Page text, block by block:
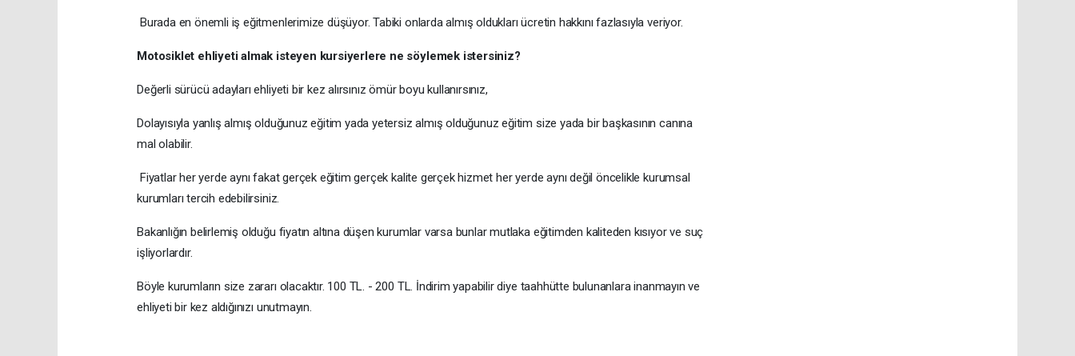
Burada en önemli iş eğitmenlerimize düşüyor. Tabiki onlarda almış oldukları ücretin hakkını fazlasıyla veriyor.
Motosiklet ehliyeti almak isteyen kursiyerlere ne söylemek istersiniz?
Değerli sürücü adayları ehliyeti bir kez alırsınız ömür boyu kullanırsınız,
Dolayısıyla yanlış almış olduğunuz eğitim yada yetersiz almış olduğunuz eğitim size yada bir başkasının canına
mal olabilir.
Fiyatlar her yerde aynı fakat gerçek eğitim gerçek kalite gerçek hizmet her yerde aynı değil öncelikle kurumsal
kurumları tercih edebilirsiniz.
Bakanlığın belirlemiş olduğu fiyatın altına düşen kurumlar varsa bunlar mutlaka eğitimden kaliteden kısıyor ve suç
işliyorlardır.
Böyle kurumların size zararı olacaktır. 100 TL. - 200 TL. İndirim yapabilir diye taahhütte bulunanlara inanmayın ve
ehliyeti bir kez aldığınızı unutmayın.